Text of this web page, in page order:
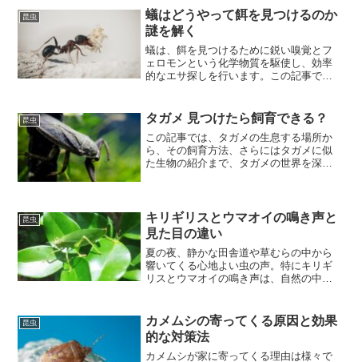
昆虫
蟻はどうやって餌を見つけるのか
謎を解く
蟻は、餌を見つけるために鋭い嗅覚とフ
ェロモンという化学物質を駆使し、効率
的なエサ探しを行います。この記事で
ついて解説します。
昆虫 タガメ 見つけたら飼育できる？
この記事では、タガメの生息する場所か
ら、その飼育方法、さらにはタガメに似
た生物の紹介まで、タガメの世界を深く
せます。
昆虫
キリギリスとウマオイの鳴き声と
見た目の違い
夏の夜、静かな田舎道や草むらの中から
響いてくる心地よい虫の声。特にキリギ
リスとウマオイの鳴き声は、自然の中で
た目には微妙な違いがあり、それぞれが
独自の魅力を持っています。
昆虫
カメムシの寄ってくる原因と効果
的な対策法
カメムシが家に寄ってくる理由は様々で